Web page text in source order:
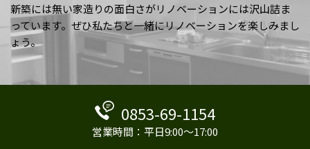
新築には無い家造りの面白さがリノベーションには沢山詰ま
っています。ぜひ私たちと一緒にリノベーションを楽しみまし
ょう。
0853-69-1154
営業時間：平日9:00～17:00